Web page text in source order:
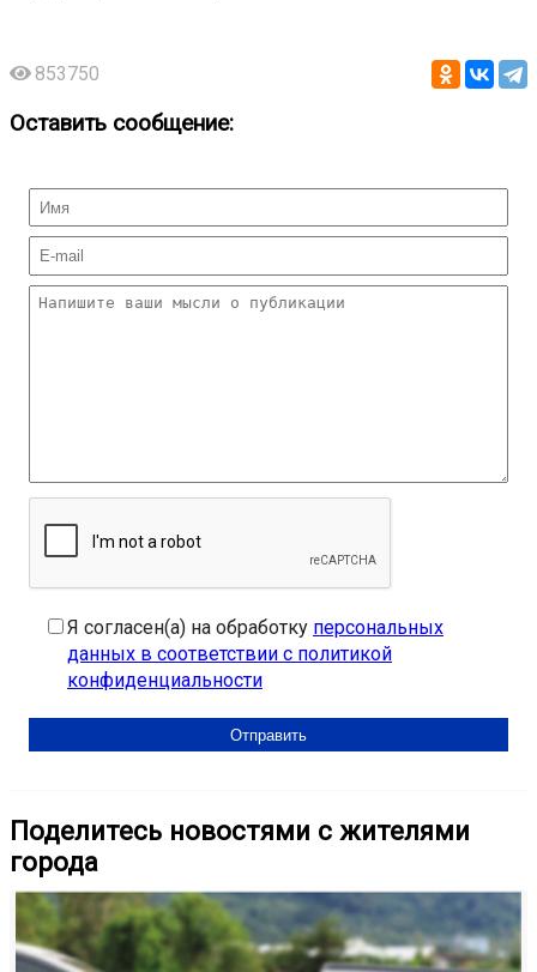
853750
Оставить сообщение:
Я согласен(а) на обработку персональных
данных в соответствии с политикой
конфиденциальности
Поделитесь новостями с жителями
города